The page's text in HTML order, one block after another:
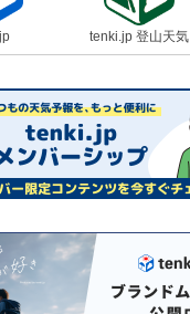
tenki.jp 登山天気